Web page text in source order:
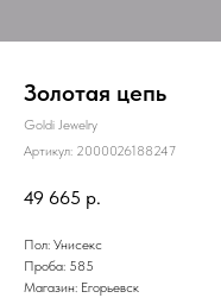
Золотая цепь
Goldi Jewelry
Артикул: 2000026188247
49 665 р.
Пол: Унисекс
Проба: 585
Магазин: Егорьевск